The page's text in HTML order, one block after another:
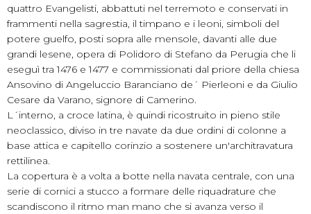
quattro Evangelisti, abbattuti nel terremoto e conservati in
frammenti nella sagrestia, il timpano e i leoni, simboli del
potere guelfo, posti sopra alle mensole, davanti alle due
grandi lesene, opera di Polidoro di Stefano da Perugia che li
eseguì tra 1476 e 1477 e commissionati dal priore della chiesa
Ansovino di Angeluccio Baranciano de´ Pierleoni e da Giulio
Cesare da Varano, signore di Camerino.
L´interno, a croce latina, è quindi ricostruito in pieno stile
neoclassico, diviso in tre navate da due ordini di colonne a
base attica e capitello corinzio a sostenere un'architravatura
rettilinea.
La copertura è a volta a botte nella navata centrale, con una
serie di cornici a stucco a formare delle riquadrature che
scandiscono il ritmo man mano che si avanza verso il